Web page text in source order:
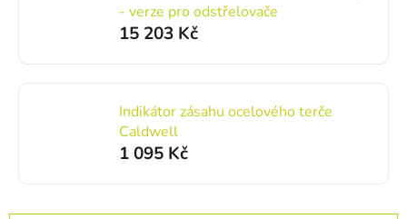
- verze pro odstřelovače
15 203 Kč
Indikátor zásahu ocelového terče
Caldwell
1 095 Kč